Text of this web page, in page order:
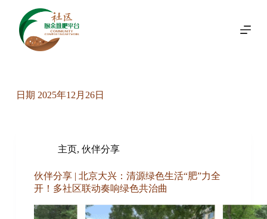
过
内
日期 2025年12月26日
主页, 伙伴分享
伙伴分享 | 北京大兴：清源绿色生活“肥”力全
开！多社区联动奏响绿色共治曲